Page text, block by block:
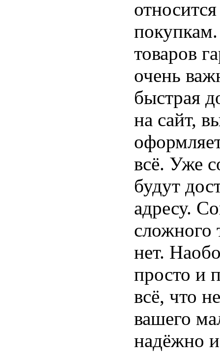
товаров
очень
быстрая
на сайт,
всё. Уже
будут
адресу.
сложного
нет.
просто и
всё, что
вашего
надёжно